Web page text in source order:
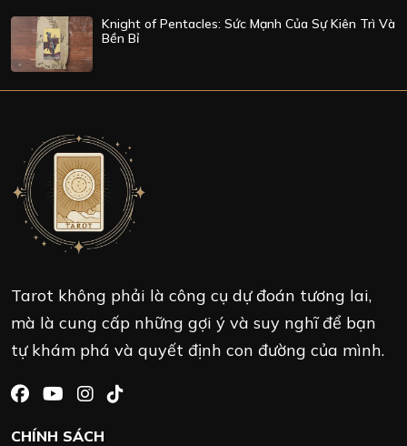
Knight of Pentacles: Sức Mạnh Của Sự Kiên Trì Và
Bền Bỉ
Tarot không phải là công cụ dự đoán tương lai,
mà là cung cấp những gợi ý và suy nghĩ để bạn
tự khám phá và quyết định con đường của mình.
CHÍNH SÁCH